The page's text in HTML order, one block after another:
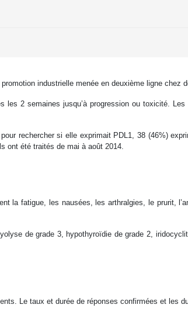
industrielle menée en deuxième ligne
les 2 semaines jusqu’à progression ou toxicité.
rechercher si elle exprimait PDL1, 38 (46%)
ont été traités de mai à août 2014.
la fatigue, les nausées, les arthralgies, le prurit,
de grade 3, hypothyroïdie de grade 2,
Le taux et durée de réponses confirmées et les